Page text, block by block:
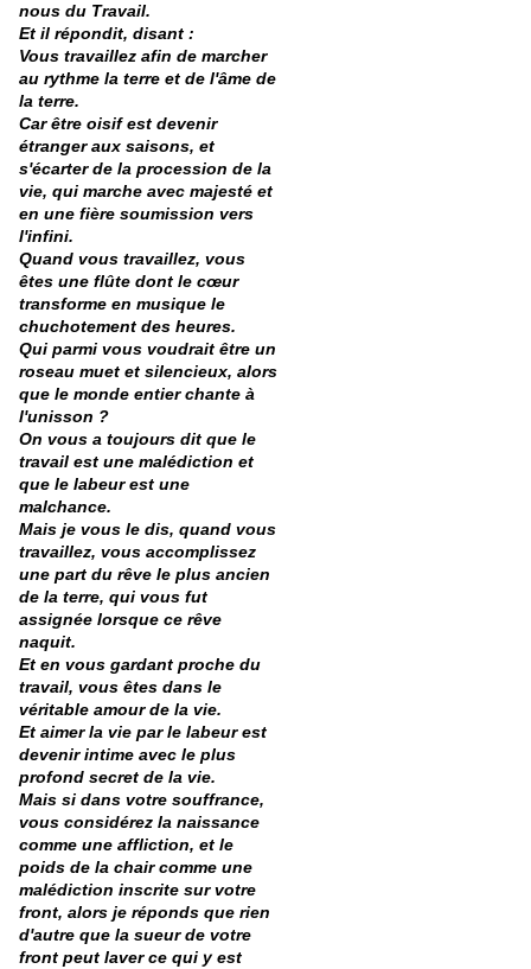
nous du Travail.
Et il répondit, disant :
Vous travaillez afin de marcher
au rythme la terre et de l'âme de
la terre.
Car être oisif est devenir
étranger aux saisons, et
s'écarter de la procession de la
vie, qui marche avec majesté et
en une fière soumission vers
l'infini.
Quand vous travaillez, vous
êtes une flûte dont le cœur
transforme en musique le
chuchotement des heures.
Qui parmi vous voudrait être un
roseau muet et silencieux, alors
que le monde entier chante à
l'unisson ?
On vous a toujours dit que le
travail est une malédiction et
que le labeur est une
malchance.
Mais je vous le dis, quand vous
travaillez, vous accomplissez
une part du rêve le plus ancien
de la terre, qui vous fut
assignée lorsque ce rêve
naquit.
Et en vous gardant proche du
travail, vous êtes dans le
véritable amour de la vie.
Et aimer la vie par le labeur est
devenir intime avec le plus
profond secret de la vie.
Mais si dans votre souffrance,
vous considérez la naissance
comme une affliction, et le
poids de la chair comme une
malédiction inscrite sur votre
front, alors je réponds que rien
d'autre que la sueur de votre
front peut laver ce qui y est